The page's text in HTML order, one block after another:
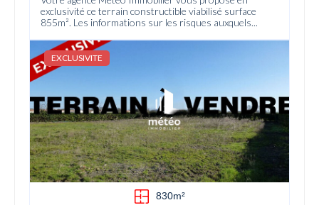
exclusivité ce terrain constructible viabilisé surface
855m². Les informations sur les risques auxquels...
EXCLUSIVITE
830m²